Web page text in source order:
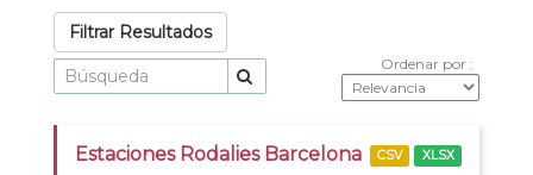
Filtrar Resultados
Ordenar por
Estaciones Rodalies Barcelona CSV XLSX